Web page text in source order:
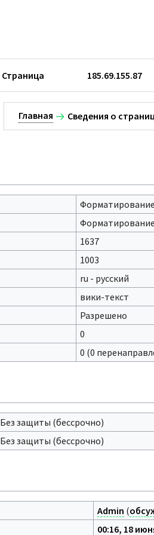
Страница 185.69.155.87
Главная Сведения о
1637
1003
ru - русский
вики-текст
Разрешено
0
0 (0
Без защиты (бессрочно)
Без защиты (бессрочно)
Admin (
00:16, 18